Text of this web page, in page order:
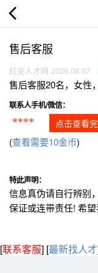
售后客服
红安人才网 2026.08.07
售后客服20名，女性
联系人手机/微信：
**** 点击查看
(查看需要10金币)
特此声明：
信息真伪请自行辨别
保证或连带责任! 希
[联系客服] [最新找人才